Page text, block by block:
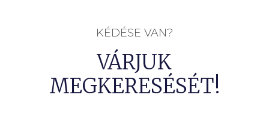
KÉDÉSE VAN?
VÁRJUK
MEGKERESÉSÉT!